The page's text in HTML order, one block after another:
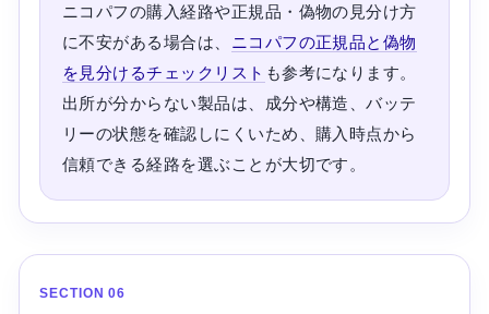
ニコパフの購入経路や正規品・偽物の見分け方
に不安がある場合は、 ニコパフの正規品と偽物
を見分けるチェックリスト も参考になります。
出所が分からない製品は、成分や構造、バッテ
リーの状態を確認しにくいため、購入時点から
信頼できる経路を選ぶことが大切です。
SECTION 06